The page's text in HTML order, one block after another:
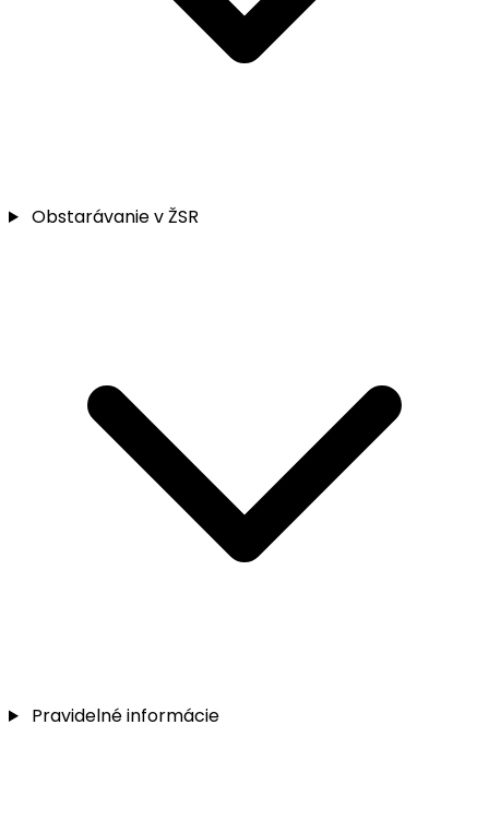
Obstarávanie v ŽSR
Pravidelné informácie